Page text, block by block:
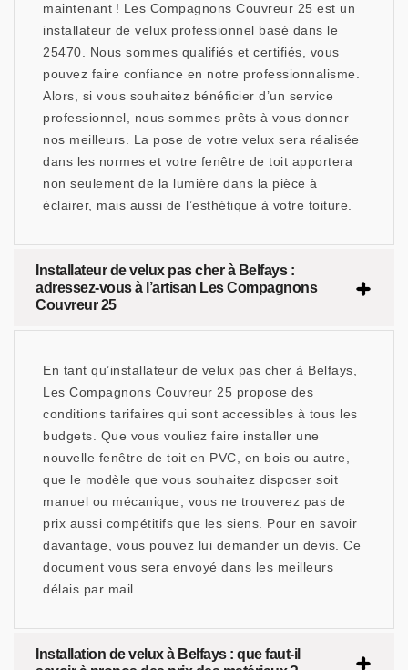
maintenant ! Les Compagnons Couvreur 25 est un
installateur de velux professionnel basé dans le
25470. Nous sommes qualifiés et certifiés, vous
pouvez faire confiance en notre professionnalisme.
Alors, si vous souhaitez bénéficier d’un service
professionnel, nous sommes prêts à vous donner
nos meilleurs. La pose de votre velux sera réalisée
dans les normes et votre fenêtre de toit apportera
non seulement de la lumière dans la pièce à
éclairer, mais aussi de l’esthétique à votre toiture.
Installateur de velux pas cher à Belfays :
adressez-vous à l’artisan Les Compagnons
Couvreur 25
En tant qu’installateur de velux pas cher à Belfays,
Les Compagnons Couvreur 25 propose des
conditions tarifaires qui sont accessibles à tous les
budgets. Que vous vouliez faire installer une
nouvelle fenêtre de toit en PVC, en bois ou autre,
que le modèle que vous souhaitez disposer soit
manuel ou mécanique, vous ne trouverez pas de
prix aussi compétitifs que les siens. Pour en savoir
davantage, vous pouvez lui demander un devis. Ce
document vous sera envoyé dans les meilleurs
délais par mail.
Installation de velux à Belfays : que faut-il